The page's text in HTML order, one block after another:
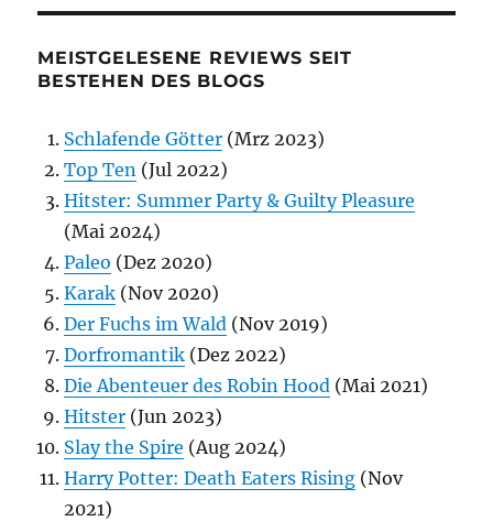
MEISTGELESENE REVIEWS SEIT
BESTEHEN DES BLOGS
Schlafende Götter (Mrz 2023)
Top Ten (Jul 2022)
Hitster: Summer Party & Guilty Pleasure
(Mai 2024)
Paleo (Dez 2020)
Karak (Nov 2020)
Der Fuchs im Wald (Nov 2019)
Dorfromantik (Dez 2022)
Die Abenteuer des Robin Hood (Mai 2021)
Hitster (Jun 2023)
Slay the Spire (Aug 2024)
Harry Potter: Death Eaters Rising (Nov
2021)